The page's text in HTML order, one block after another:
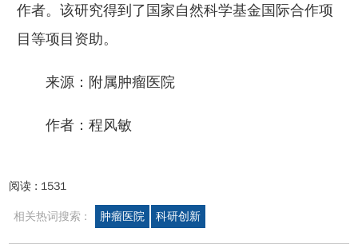
作者。该研究得到了国家自然科学基金国际合作项
目等项目资助。
来源：附属肿瘤医院
作者：程风敏
阅读 : 1531
相关热词搜索 : 肿瘤医院 科研创新